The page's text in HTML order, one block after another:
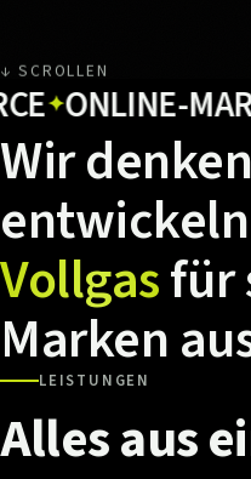
↓ SCROLLEN
Wir
entwickeln
Vollgasfür
Marken
LEISTUNGEN
Allesaus